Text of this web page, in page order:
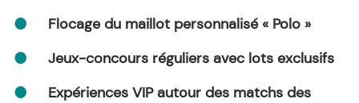
Flocage du maillot personnalisé « Polo »
Jeux-concours réguliers avec lots exclusifs
Expériences VIP autour des matchs des